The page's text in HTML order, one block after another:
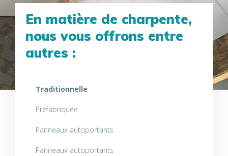
En matière de charpente,
nous vous offrons entre
autres :
Traditionnelle
Préfabriquée
Panneaux autoportants
Panneaux autoportants